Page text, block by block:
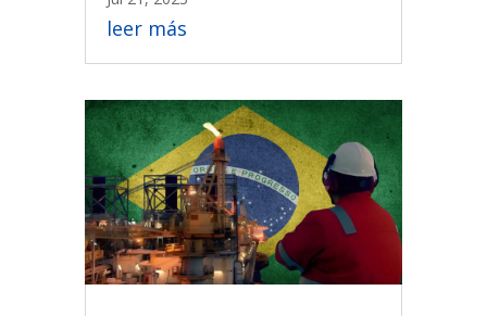
leer más